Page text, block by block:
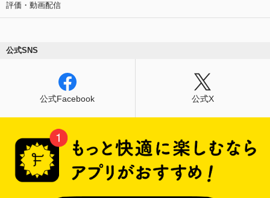
評価・動画配信
公式SNS
公式Facebook 公式X